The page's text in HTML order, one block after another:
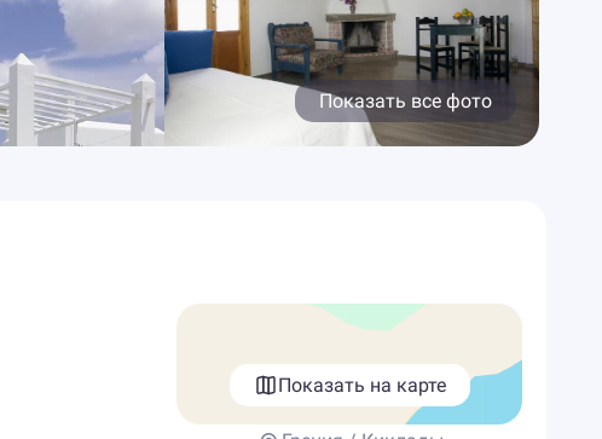
Показать все фото
Показать на карте